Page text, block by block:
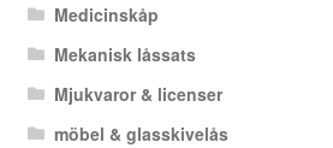
Medicinskåp
Mekanisk låssats
Mjukvaror & licenser
möbel & glasskivelås